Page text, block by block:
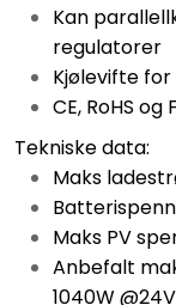
Kan
regulatorer
Kjølevifte
CE, RoHS
Tekniske data:
Maks
Maks PV
Anbefalt
1040W